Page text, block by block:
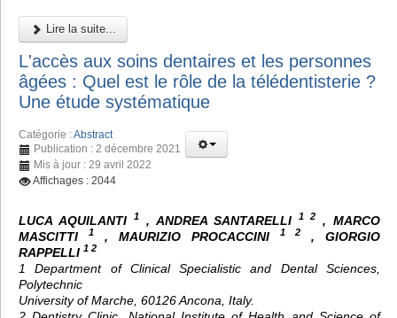
Lire la suite...
L'accès aux soins dentaires et les personnes
âgées : Quel est le rôle de la télédentisterie ?
Une étude systématique
Catégorie :Abstract
Publication : 2 décembre 2021
Mis à jour : 29 avril 2022
Affichages : 2044
LUCA AQUILANTI 1, ANDREA SANTARELLI1 2
, MARCO
MASCITTI
1 , MAURIZIO PROCACCINI 1 2
, GIORGIO
RAPPELLI 1 2
1 Department of Clinical Specialistic and Dental Sciences,
Polytechnic
University of Marche, 60126 Ancona, Italy.